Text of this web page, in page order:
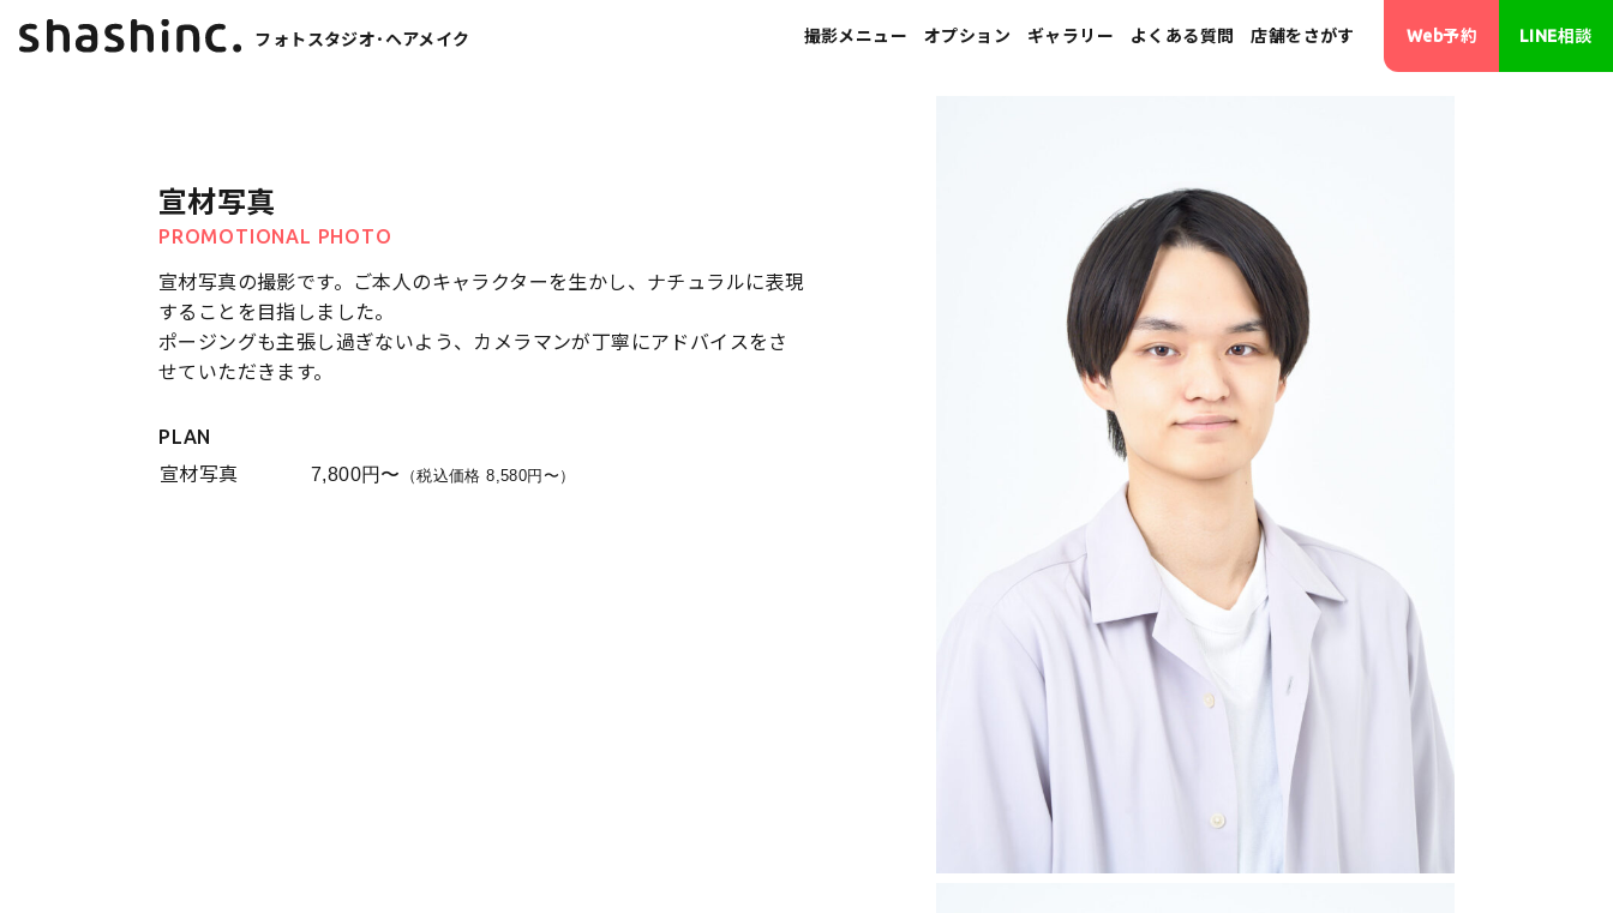
フォトスタジオ･ヘアメイク 撮影メニュー オプション ギャラリー よくある質問 店舗をさがす Web予約 LINE相談
宣材写真
PROMOTIONAL PHOTO
宣材写真の撮影です。ご本人のキャラクターを生かし、ナチュラルに表現
することを目指しました。
ポージングも主張し過ぎないよう、カメラマンが丁寧にアドバイスをさ
せていただきます。
PLAN
宣材写真
7,800円〜 （税込価格 8,580円〜）